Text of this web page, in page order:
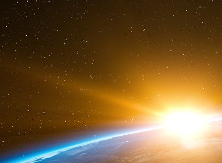
Ces différences seront parfois expliquées par
comme le poids du patient. Mais avec le
séquençage de l’ADN, on peut
appartenant à la génétique. « La
génétiques pour comprendre pourquoi
d’autres », explique-t-il. « La probabilité
capacité à expliquer la variabilité entre les
Pour cela, le chercheur nourrit ses outils
« Il est fondamental de travailler avec des
résultats et s’attacher aux paramètres qui
insiste Marc Lavielle.
Optimiser la recherche clinique